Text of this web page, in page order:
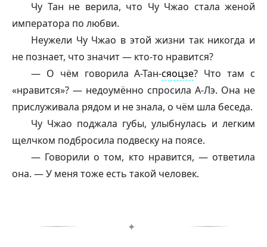
Чу Тан не верила, что Чу Чжао стала женой
императора по любви.
Неужели Чу Чжао в этой жизни так никогда и
не познает, что значит — кто-то нравится?
— О чём говорила А-Тан-сяоцзе? Что там с
«нравится»? — недоумённо спросила А-Лэ. Она не
прислуживала рядом и не знала, о чём шла беседа.
Чу Чжао поджала губы, улыбнулась и легким
щелчком подбросила подвеску на поясе.
— Говорили о том, кто нравится, — ответила
она. — У меня тоже есть такой человек.
✦